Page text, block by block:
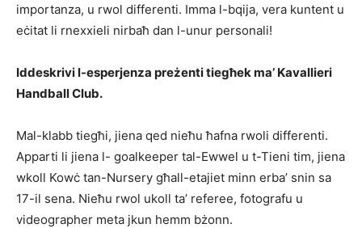
importanza, u rwol differenti. Imma l-bqija, vera kuntent u
eċitat li rnexxieli nirbaħ dan l-unur personali!
Iddeskrivi l-esperjenza preżenti tiegħek ma’ Kavallieri
Handball Club.
Mal-klabb tiegħi, jiena qed nieħu ħafna rwoli differenti.
Apparti li jiena l- goalkeeper tal-Ewwel u t-Tieni tim, jiena
wkoll Kowċ tan-Nursery għall-etajiet minn erba’ snin sa
17-il sena. Nieħu rwol ukoll ta’ referee, fotografu u
videographer meta jkun hemm bżonn.